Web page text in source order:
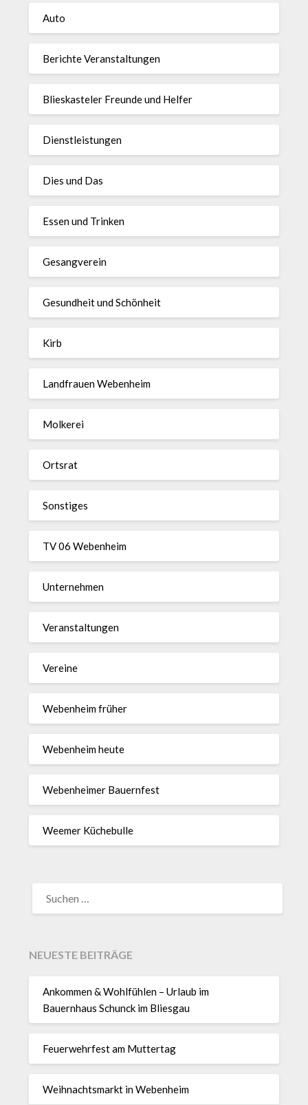
Auto
Berichte Veranstaltungen
Blieskasteler Freunde und Helfer
Dienstleistungen
Dies und Das
Essen und Trinken
Gesangverein
Gesundheit und Schönheit
Kirb
Landfrauen Webenheim
Molkerei
Ortsrat
Sonstiges
TV 06 Webenheim
Unternehmen
Veranstaltungen
Vereine
Webenheim früher
Webenheim heute
Webenheimer Bauernfest
Weemer Küchebulle
NACH:
NEUESTE BEITRÄGE
Ankommen & Wohlfühlen – Urlaub im
Bauernhaus Schunck im Bliesgau
Feuerwehrfest am Muttertag
Weihnachtsmarkt in Webenheim